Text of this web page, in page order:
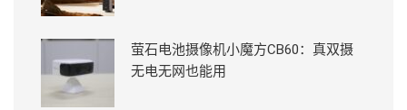
萤石电池摄像机小魔方CB60：真双摄
无电无网也能用